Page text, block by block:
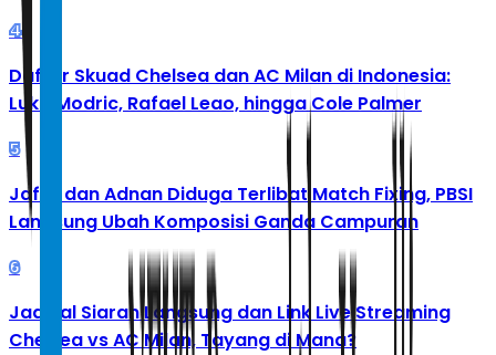
4
Daftar Skuad Chelsea dan AC Milan di Indonesia:
Luka Modric, Rafael Leao, hingga Cole Palmer
5
Jafar dan Adnan Diduga Terlibat Match Fixing, PBSI
Langsung Ubah Komposisi Ganda Campuran
6
Jadwal Siaran Langsung dan Link Live Streaming
Chelsea vs AC Milan, Tayang di Mana?